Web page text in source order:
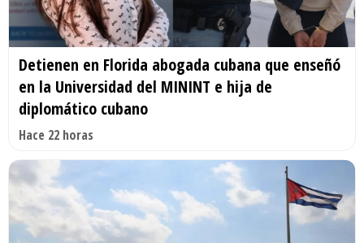
Detienen en Florida abogada cubana que enseñó
en la Universidad del MININT e hija de
diplomático cubano
Hace 22 horas